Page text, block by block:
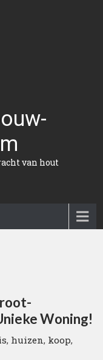
van hout
Woning!
, huizen, koop,